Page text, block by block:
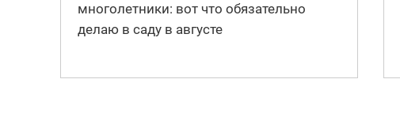
многолетники: вот что обязательно
делаю в саду в августе